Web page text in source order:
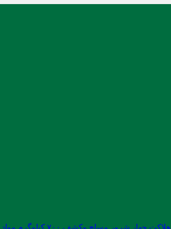
هلاکت چهار شرور مسلح وکشف ۷۰۰ کیلوگرم مواد مخدر